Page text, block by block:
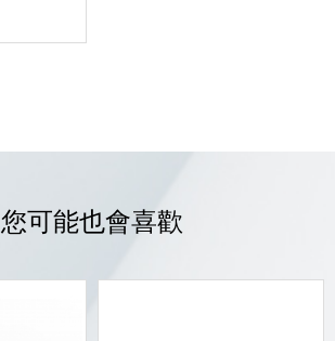
您可能也會喜歡